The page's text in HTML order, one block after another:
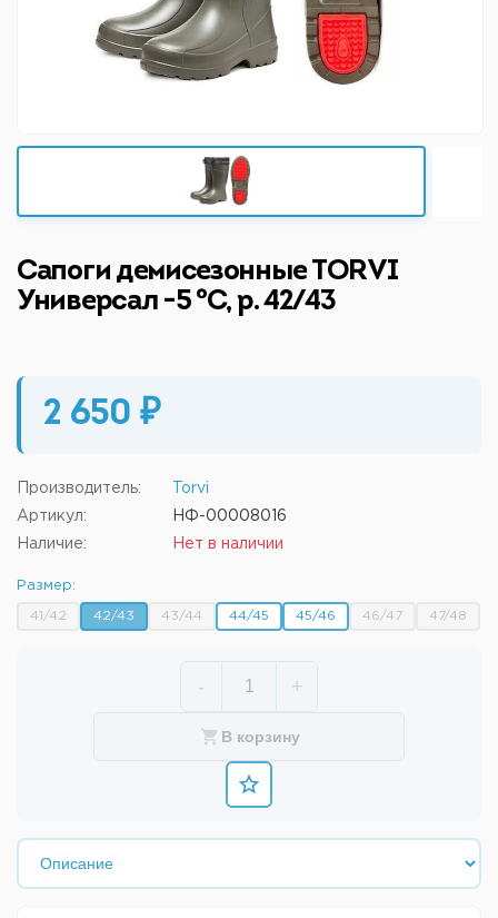
Сапоги демисезонные TORVI
Универсал -5 °C, р. 42/43
2 650 ₽
Производитель: Torvi
Артикул: НФ-00008016
Наличие: Нет в наличии
Размер:
41/42 42/43 43/44 44/45 45/46 46/47 47/48
- +
В корзину